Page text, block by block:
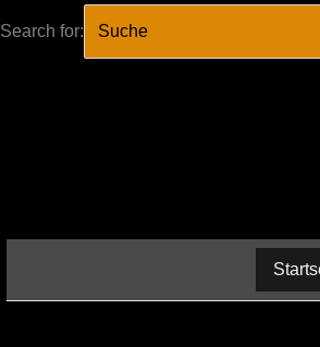
Search for: